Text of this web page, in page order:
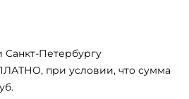
Санкт-Петербургу
при условии, что сумма